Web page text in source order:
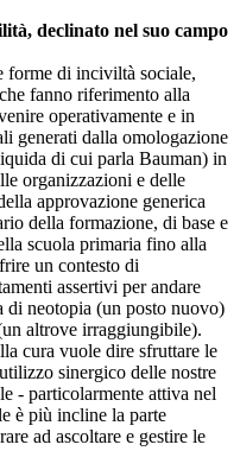
declinato nel suo campo
forme di inciviltà sociale,
fanno riferimento alla
operativamente e in
generati dalla omologazione
di cui parla Bauman) in
organizzazioni e delle
approvazione generica
della formazione, di base e
scuola primaria fino alla
un contesto di
assertivi per andare
di neotopia (un posto nuovo)
altrove irraggiungibile).
cura vuole dire sfruttare le
sinergico delle nostre
- particolarmente attiva nel
è più incline la parte
ad ascoltare e gestire le